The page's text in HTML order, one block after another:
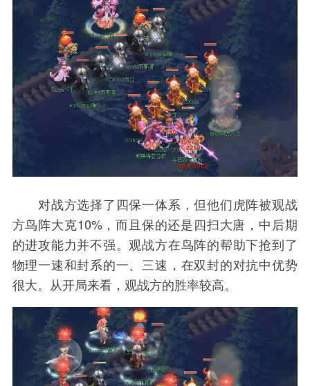
对战方选择了四保一体系，但他们虎阵被观战
方鸟阵大克10%，而且保的还是四扫大唐，中后期
的进攻能力并不强。观战方在鸟阵的帮助下抢到了
物理一速和封系的一、三速，在双封的对抗中优势
很大。从开局来看，观战方的胜率较高。